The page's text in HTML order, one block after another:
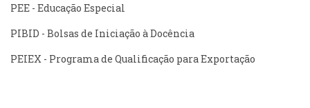
PEE - Educação Especial
PIBID - Bolsas de Iniciação à Docência
PEIEX - Programa de Qualificação para Exportação